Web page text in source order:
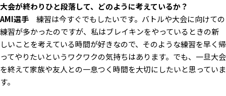
――大会が終わりひと段落して、どのように考えているか？
AMI選手 練習は今すぐでもしたいです。バトルや大会に向けての
練習が多かったのですが、私はブレイキンをやっているときの新
しいことを考えている時間が好きなので、そのような練習を早く帰
ってやりたいというワクワクの気持ちはあります。でも、一旦大会
を終えて家族や友人との一息つく時間を大切にしたいと思っていま
す。